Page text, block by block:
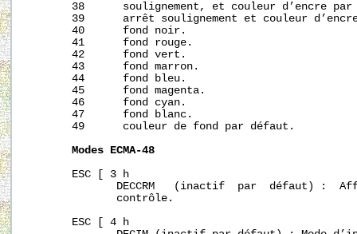
38      soulignement, et couleur d’encre par
39      arrêt soulignement et couleur
       40      fond noir.
       41      fond rouge.
       42      fond vert.
       43      fond marron.
       44      fond bleu.
       45      fond magenta.
       46      fond cyan.
       47      fond blanc.
       49      couleur de fond par défaut.
Modes
ECMA-48
       ESC [ 3 h
DECCRM   (inactif  par  défaut) :
              contrôle.
       ESC [ 4 h